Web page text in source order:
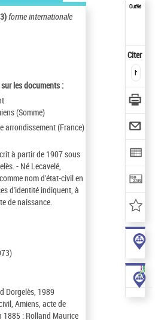
forme internationale
les documents :
(Somme)
arrondissement (France)
à partir de 1907 sous
- Né Lecavelé,
nom d'état-civil en
d'identité indiquent, à
de naissance.
Dorgelès, 1989
Amiens, acte de
1885 : Rolland Maurice
Outils
Citer